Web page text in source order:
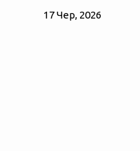
17 Чер, 2026